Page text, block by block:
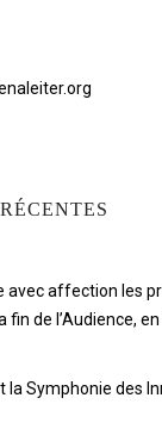
avec affection les
fin de l’Audience,
la Symphonie des